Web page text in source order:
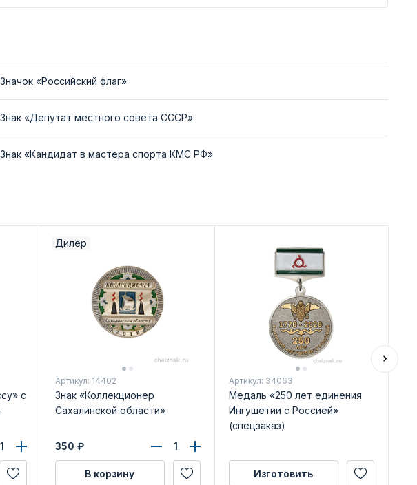
Значок «Российский флаг»
Знак «Депутат местного совета СССР»
Знак «Кандидат в мастера спорта КМС РФ»
с
Дилер
Артикул: 14402
Знак «Коллекционер
Сахалинской области»
350 ₽
В корзину
Артикул: 34063
Медаль «250 лет единения
Ингушетии с Россией»
(спецзаказ)
Изготовить